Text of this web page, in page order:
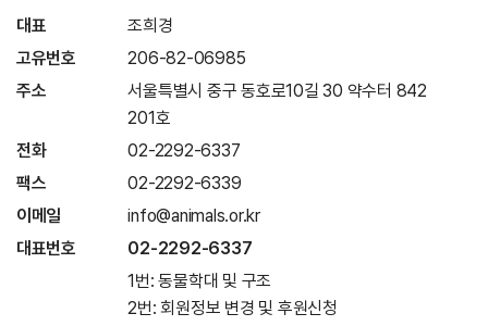
대표
조희경
고유번호
206-82-06985
주소
서울특별시 중구 동호로10길 30 약수터 842
201호
전화
02-2292-6337
팩스
02-2292-6339
이메일
info@animals.or.kr
대표번호
02-2292-6337
1번: 동물학대 및 구조
2번: 회원정보 변경 및 후원신청